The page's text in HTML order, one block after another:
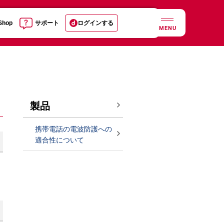
サポート ログインする
MENU
製品
携帯電話の電波防護への
適合性について